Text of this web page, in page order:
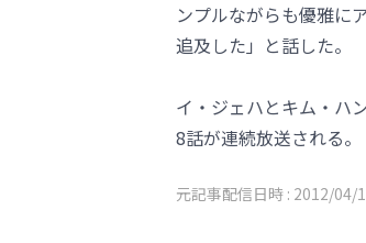
ンプルながらも優雅に
追及した」と話した。
イ・ジェハとキム・ハ
8話が連続放送される。
元記事配信日時 : 2012/04/